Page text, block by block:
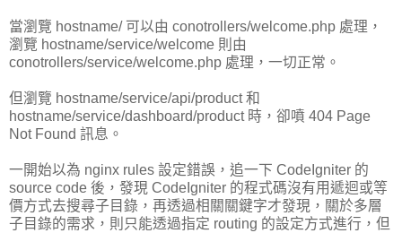
當瀏覽 hostname/ 可以由 conotrollers/welcome.php 處理，
瀏覽 hostname/service/welcome 則由
conotrollers/service/welcome.php 處理，一切正常。
但瀏覽 hostname/service/api/product 和
hostname/service/dashboard/product 時，卻噴 404 Page
Not Found 訊息。
一開始以為 nginx rules 設定錯誤，追一下 CodeIgniter 的
source code 後，發現 CodeIgniter 的程式碼沒有用遞迴或等
價方式去搜尋子目錄，再透過相關關鍵字才發現，關於多層
子目錄的需求，則只能透過指定 routing 的設定方式進行，但